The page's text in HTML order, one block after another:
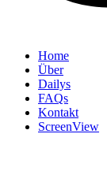
Home
Über
Dailys
FAQs
Kontakt
ScreenView